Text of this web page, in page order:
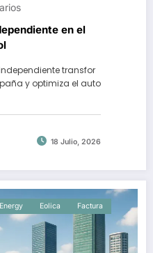
en el
transfor
y optimiza el auto
18 Julio, 2026
Energy Eolica
Factura